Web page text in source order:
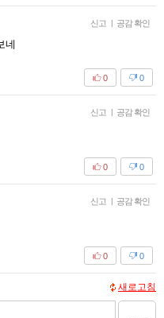
신고 | 공감 확인
네
0
0
신고 | 공감 확인
0
0
신고 | 공감 확인
0
0
새로고침